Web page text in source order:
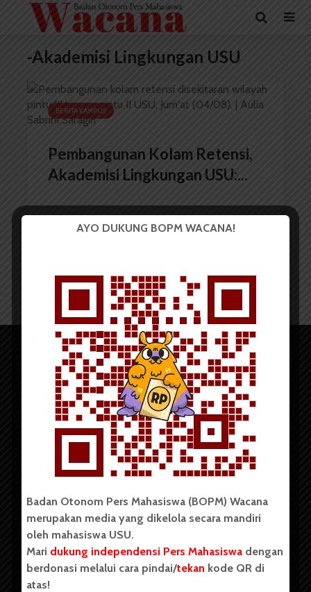
-Akademisi Lingkungan USU
BERITA KAMPUS
Pembangunan Kolam Retensi,
Akademisi Lingkungan USU:...
Copyright © 2023. All rights reserved BOPM WACANA.
Badan Otonom Pers Mahasiswa (BOPM) Wacana merupakan
pers mahasiswa yang berdiri di luar kampus dan dikelola
secara mandiri oleh mahasiswa Universitas Sumatera Utara
(USU). Sebelumnya BOPM Wacana merupakan salah satu
Unit Kegiatan Mahasiswa (UKM) di Universitas Sumatera
AYO DUKUNG BOPM WACANA!
Badan Otonom Pers Mahasiswa (BOPM) Wacana
merupakan media yang dikelola secara mandiri
oleh mahasiswa USU.
Mari dukung independensi Pers Mahasiswa dengan
berdonasi melalui cara pindai/tekan kode QR di
atas!